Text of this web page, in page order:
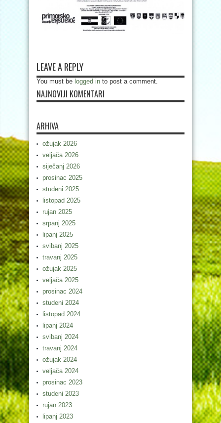
LEAVE A REPLY
You must be logged in to post a comment.
NAJNOVIJI KOMENTARI
ARHIVA
ožujak 2026
veljača 2026
siječanj 2026
prosinac 2025
studeni 2025
listopad 2025
rujan 2025
srpanj 2025
lipanj 2025
svibanj 2025
travanj 2025
ožujak 2025
veljača 2025
prosinac 2024
studeni 2024
listopad 2024
lipanj 2024
svibanj 2024
travanj 2024
ožujak 2024
veljača 2024
prosinac 2023
studeni 2023
rujan 2023
lipanj 2023